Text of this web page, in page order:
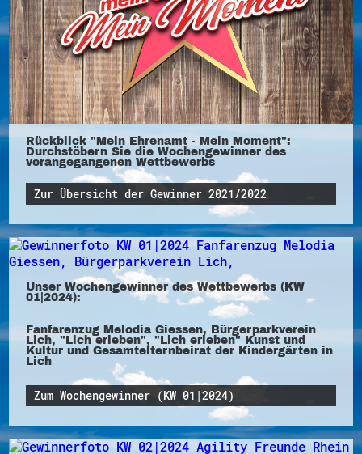
Rückblick "Mein Ehrenamt - Mein Moment":
Durchstöbern Sie die Wochengewinner des
vorangegangenen Wettbewerbs
Zur Übersicht der Gewinner 2021/2022
Unser Wochengewinner des Wettbewerbs (KW
01|2024):
Fanfarenzug Melodia Giessen, Bürgerparkverein
Lich, "Lich erleben", "Lich erleben" Kunst und
Kultur und Gesamtelternbeirat der Kindergärten in
Lich
Zum Wochengewinner (KW 01|2024)